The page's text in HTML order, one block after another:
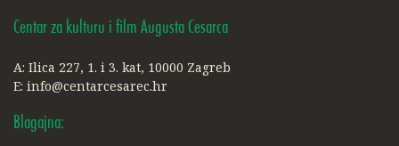
Centar za kulturu i film Augusta Cesarca
A: Ilica 227, 1. i 3. kat, 10000 Zagreb
E: info@centarcesarec.hr
Blagajna: